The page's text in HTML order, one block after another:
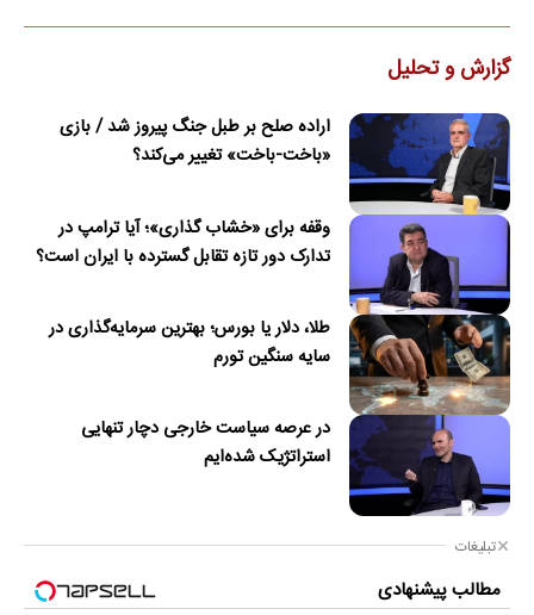
گزارش و تحلیل
اراده صلح بر طبل جنگ پیروز شد / بازی
«باخت-باخت» تغییر می‌کند؟
وقفه برای «خشاب گذاری»؛ آیا ترامپ در
تدارک دور تازه تقابل گسترده با ایران است؟
طلا، دلار یا بورس؛ بهترین سرمایه‌گذاری در
سایه سنگین تورم
در عرصه سیاست خارجی دچار تنهایی
استراتژیک شده‌ایم
تبلیغات
مطالب پیشنهادی